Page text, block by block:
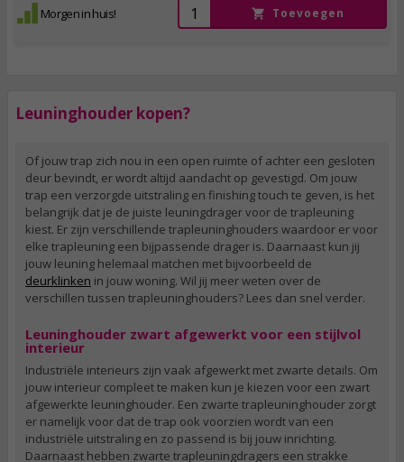
Morgen in huis! Toevoegen
Leuninghouder kopen?
Of jouw trap zich nou in een open ruimte of achter een gesloten
deur bevindt, er wordt altijd aandacht op gevestigd. Om jouw
trap een verzorgde uitstraling en finishing touch te geven, is het
belangrijk dat je de juiste leuningdrager voor de trapleuning
kiest. Er zijn verschillende trapleuninghouders waardoor er voor
elke trapleuning een bijpassende drager is. Daarnaast kun jij
jouw leuning helemaal matchen met bijvoorbeeld de
deurklinken in jouw woning. Wil jij meer weten over de
verschillen tussen trapleuninghouders? Lees dan snel verder.
Leuninghouder zwart afgewerkt voor een stijlvol
interieur
Industriële interieurs zijn vaak afgewerkt met zwarte details. Om
jouw interieur compleet te maken kun je kiezen voor een zwart
afgewerkte leuninghouder. Een zwarte trapleuninghouder zorgt
er namelijk voor dat de trap ook voorzien wordt van een
industriële uitstraling en zo passend is bij jouw inrichting.
Daarnaast hebben zwarte trapleuningdragers een strakke